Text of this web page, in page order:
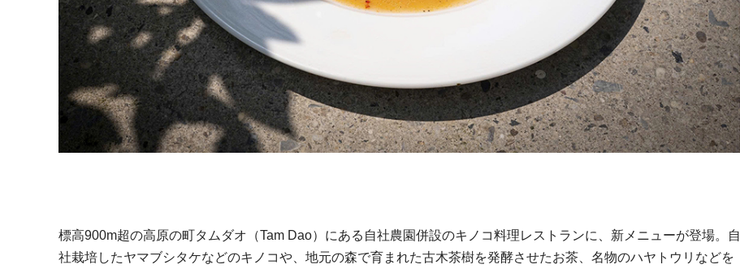
標高900m超の高原の町タムダオ（Tam Dao）にある自社農園併設のキノコ料理レストランに、新メニューが登場。自
社栽培したヤマブシタケなどのキノコや、地元の森で育まれた古木茶樹を発酵させたお茶、名物のハヤトウリなどを